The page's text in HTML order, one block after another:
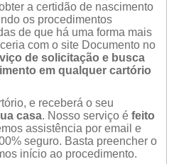
a certidão de nascimento
os procedimentos
de que há uma forma mais
com o site Documento no
de solicitação e busca
em qualquer cartório
e receberá o seu
casa. Nosso serviço é feito
assistência por email e
seguro. Basta preencher o
início ao procedimento.